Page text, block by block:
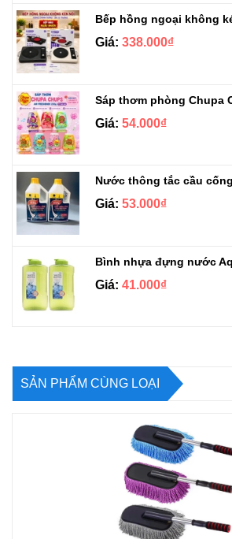
Giá: 338.000₫
Giá: 54.000₫
Giá: 53.000₫
Giá: 41.000₫
SẢN PHẨM CÙNG LOẠI